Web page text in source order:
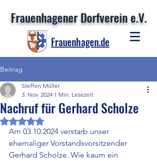
Frauenhagen.de
Frauenhagener Dorfverein e.V.
Beitrag
Nachruf für Gerhard Scholze
Steffen Müller
3. Nov. 2024 1 Min. Lesezeit
Mit NaN von 5 Sternen bewertet.
Am 03.10.2024 verstarb unser
ehemaliger Vorstandsvorsitzender
Gerhard Scholze. Wie kaum ein